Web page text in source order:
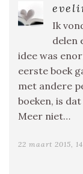
Ik
delen
idee was
eerste boek
met andere
boeken, is
Meer niet…
22 maart 2015,